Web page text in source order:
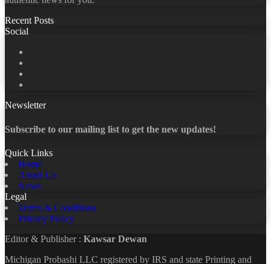
Recent Posts
Social
Newsletter
Subscribe to our mailing list to get the new updates!
Quick Links
Home
About Us
News
Legal
Terms & Conditions
Privacy Policy
Editor & Publisher : Kawsar Dewan
Michigan Probashi LLC registered by IRS and state Printing and